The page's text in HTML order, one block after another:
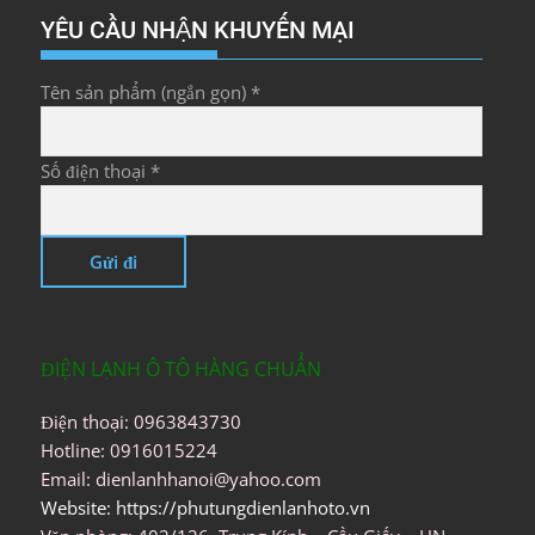
YÊU CẦU NHẬN KHUYẾN MẠI
Tên sản phẩm (ngắn gọn) *
Số điện thoại *
ĐIỆN LẠNH Ô TÔ HÀNG CHUẨN
Điện thoại: 0963843730
Hotline: 0916015224
Email: dienlanhhanoi@yahoo.com
Website: https://phutungdienlanhoto.vn